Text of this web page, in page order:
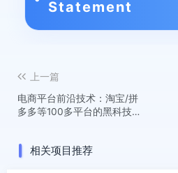
Statement
上一篇
电商平台前沿技术：淘宝/拼
多多等100多平台的黑科技
相关项目推荐